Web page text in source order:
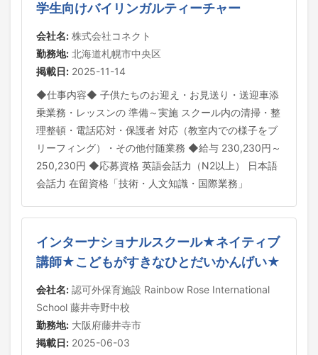
学生向けバイリンガルティーチャー
会社名: 株式会社コネクト
勤務地: 北海道札幌市中央区
掲載日: 2025-11-14
◆仕事内容◆ 子供たちのお迎え・お見送り・送迎車添
乗業務・レッスンの 準備～実施 スクール内の清掃・整
理整頓・電話応対・保護者 対応（教室内での様子をブ
リーフィング）・その他付随業務 ◆給与 230,230円～
250,230円 ◆応募資格 英語会話力（N2以上） 日本語
会話力 在留資格「技術・人文知識・国際業務」
インターナショナルスクール★ネイティブ
講師★こどもがすきなひとだいかんげい★
会社名: 認可外保育施設 Rainbow Rose International
School 藤井寺野中校
勤務地: 大阪府藤井寺市
掲載日: 2025-06-03